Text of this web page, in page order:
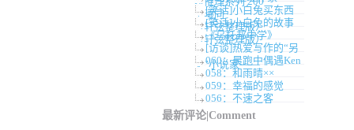
卓曦同
[笑话]小白兔买东西
（轩弦整理版）
[笑话]小白兔的故事
（轩弦整理版）
《乌托邦中学》
[访谈]热爱写作的“另
类”小说家——
060：晨跑中偶遇Ken
058：和雨晴××
059：幸福的感觉
056：不速之客
最新评论|Comment